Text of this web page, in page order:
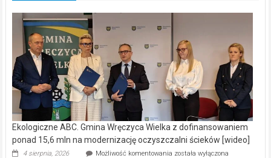
Ekologiczne ABC. Gmina Wręczyca Wielka z dofinansowaniem
ponad 15,6 mln na modernizację oczyszczalni ścieków [wideo]
4 sierpnia, 2026 Możliwość komentowania Ekologiczne
została wyłączona